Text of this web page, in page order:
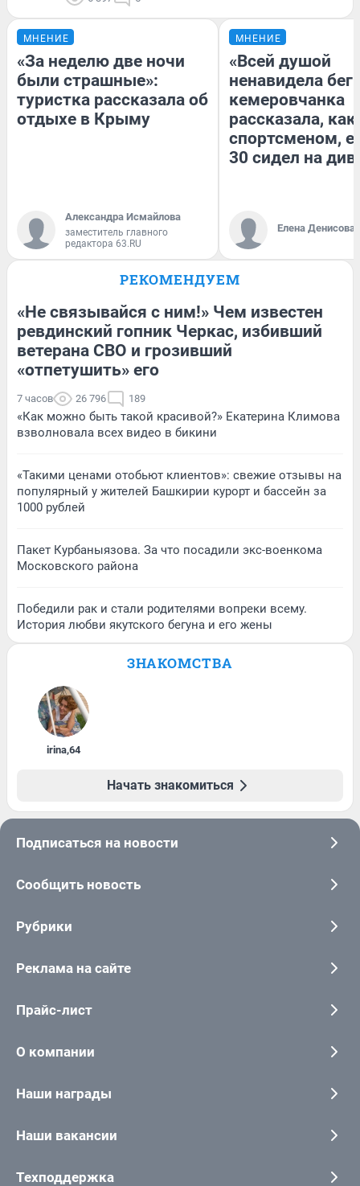
МНЕНИЕ
«За неделю две ночи
были страшные»:
туристка рассказала об
отдыхе в Крыму
Александра Исмайлова
заместитель главного
редактора 63.RU
МНЕНИЕ
«Всей душой
ненавидела
кемеровчанка
рассказала, как
спортсменом,
30 сидел на
Елена Денисова
РЕКОМЕНДУЕМ
«Не связывайся с ним!» Чем известен
ревдинский гопник Черкас, избивший
ветерана СВО и грозивший
«отпетушить» его
7 часов 26 796 189
«Как можно быть такой красивой?» Екатерина Климова
взволновала всех видео в бикини
«Такими ценами отобьют клиентов»: свежие отзывы на
популярный у жителей Башкирии курорт и бассейн за
1000 рублей
Пакет Курбаныязова. За что посадили экс-военкома
Московского района
Победили рак и стали родителями вопреки всему.
История любви якутского бегуна и его жены
ЗНАКОМСТВА
irina,64
Начать знакомиться
Подписаться на новости
Сообщить новость
Рубрики
Реклама на сайте
Прайс-лист
О компании
Наши награды
Наши вакансии
Техподдержка